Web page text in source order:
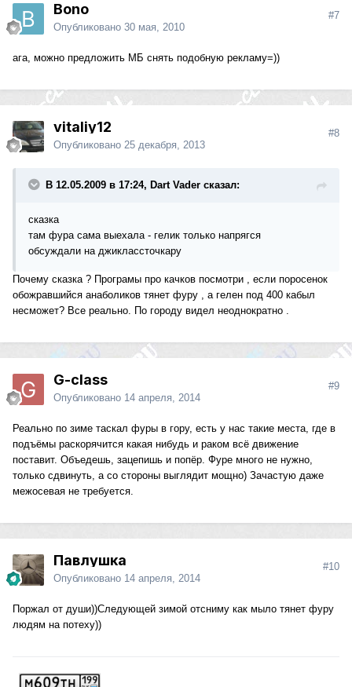
Bono
Опубликовано 30 мая, 2010
#7
ага, можно предложить МБ снять подобную рекламу=))
vitaliy12
Опубликовано 25 декабря, 2013
#8
В 12.05.2009 в 17:24, Dart Vader сказал:
сказка
там фура сама выехала - гелик только напрягся
обсуждали на джиклассточкару
Почему сказка ? Програмы про качков посмотри , если поросенок
обожравшийся анаболиков тянет фуру , а гелен под 400 кабыл
несможет? Все реально. По городу видел неоднократно .
G-class
Опубликовано 14 апреля, 2014
#9
Реально по зиме таскал фуры в гору, есть у нас такие места, где в
подъёмы раскорячится какая нибудь и раком всё движение
поставит. Объедешь, зацепишь и попёр. Фуре много не нужно,
только сдвинуть, а со стороны выглядит мощно) Зачастую даже
межосевая не требуется.
Павлушка
Опубликовано 14 апреля, 2014
#10
Поржал от души))Следующей зимой отсниму как мыло тянет фуру
людям на потеху))